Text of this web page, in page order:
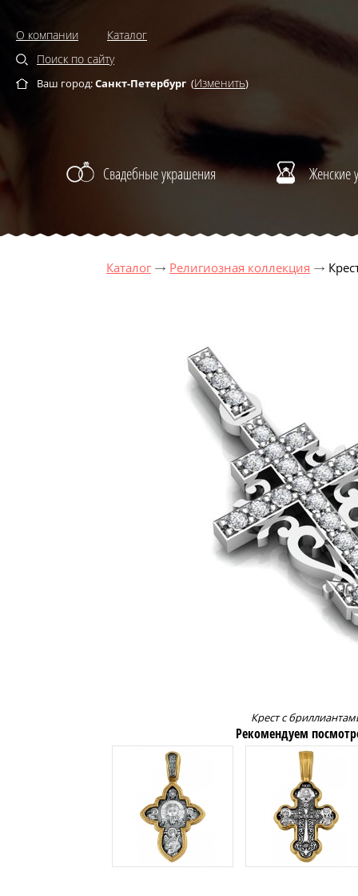
О компании
Каталог
Поиск по сайту
Ваш город:Санкт-Петербург (Изменить)
Свадебные украшения Женские
Каталог Религиозная коллекция
Крест с
Рекомендуем